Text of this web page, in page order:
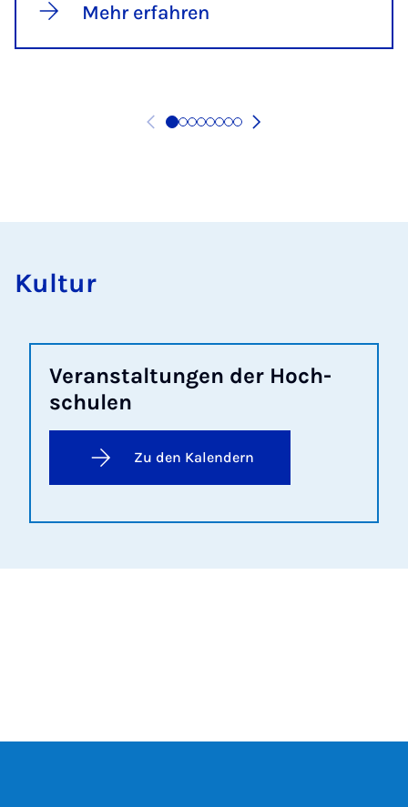
Mehr erfahren
Kultur
Ver­an­stal­tun­gen der Hoch­
schu­len
Zu den Kalendern